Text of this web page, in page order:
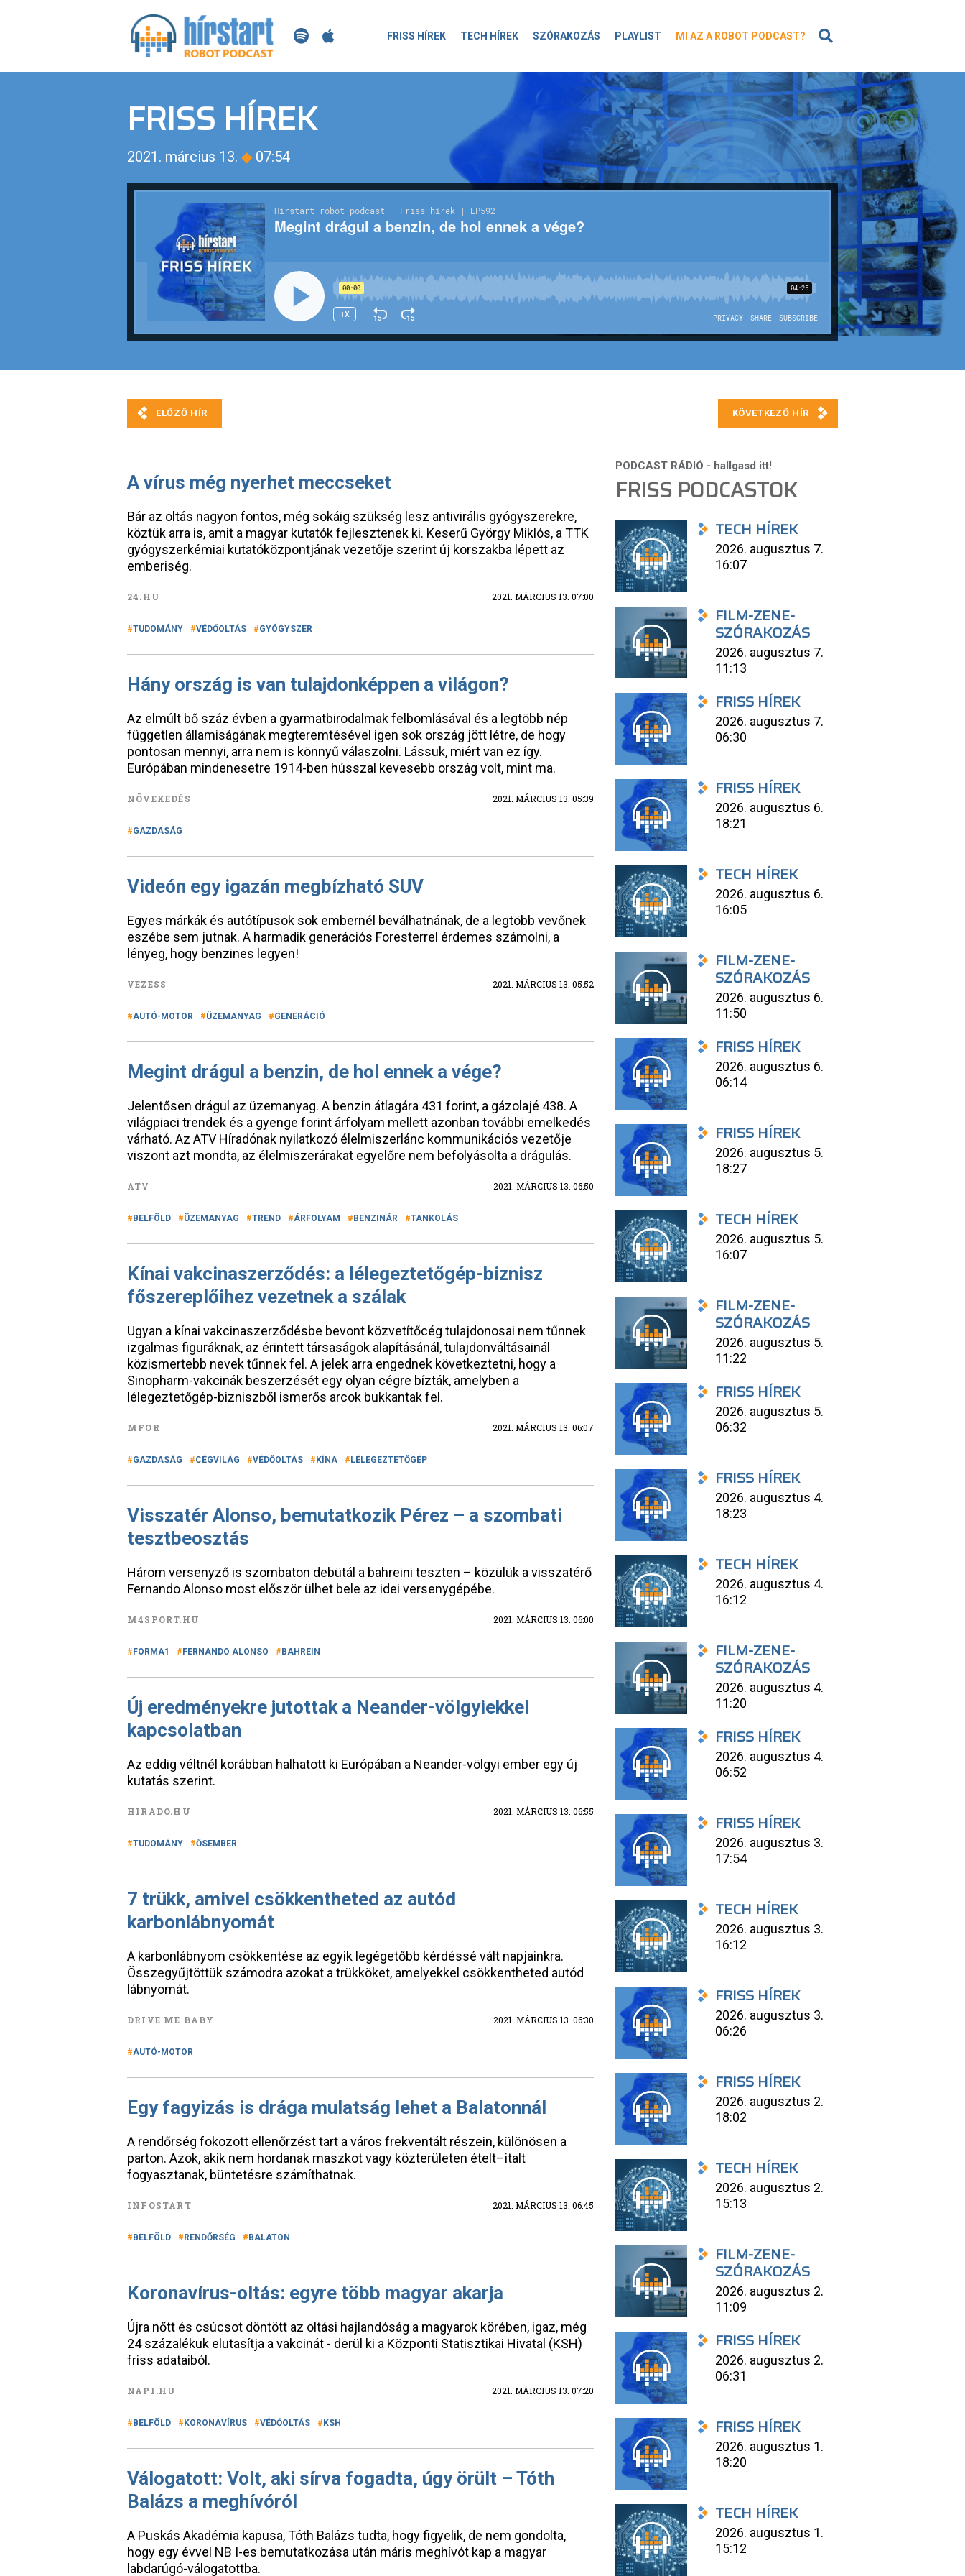
FRISS HÍREK TECH HÍREK SZÓRAKOZÁS PLAYLIST MI AZ A ROBOT PODCAST?
FRISS HÍREK
2021. március 13. ◆ 07:54
A vírus még nyerhet meccseket
Bár az oltás nagyon fontos, még sokáig szükség lesz antivirális gyógyszerekre,
köztük arra is, amit a magyar kutatók fejlesztenek ki. Keserű György Miklós, a TTK
gyógyszerkémiai kutatóközpontjának vezetője szerint új korszakba lépett az
emberiség.
24.HU 2021. MÁRCIUS 13. 07:00
TUDOMÁNY VÉDŐOLTÁS GYÓGYSZER
Hány ország is van tulajdonképpen a világon?
Az elmúlt bő száz évben a gyarmatbirodalmak felbomlásával és a legtöbb nép
független államiságának megteremtésével igen sok ország jött létre, de hogy
pontosan mennyi, arra nem is könnyű válaszolni. Lássuk, miért van ez így.
Európában mindenesetre 1914-ben hússzal kevesebb ország volt, mint ma.
NÖVEKEDÉS 2021. MÁRCIUS 13. 05:39
GAZDASÁG
Videón egy igazán megbízható SUV
Egyes márkák és autótípusok sok embernél beválhatnának, de a legtöbb vevőnek
eszébe sem jutnak. A harmadik generációs Foresterrel érdemes számolni, a
lényeg, hogy benzines legyen!
VEZESS 2021. MÁRCIUS 13. 05:52
AUTÓ-MOTOR ÜZEMANYAG GENERÁCIÓ
Megint drágul a benzin, de hol ennek a vége?
Jelentősen drágul az üzemanyag. A benzin átlagára 431 forint, a gázolajé 438. A
világpiaci trendek és a gyenge forint árfolyam mellett azonban további emelkedés
várható. Az ATV Híradónak nyilatkozó élelmiszerlánc kommunikációs vezetője
viszont azt mondta, az élelmiszerárakat egyelőre nem befolyásolta a drágulás.
ATV 2021. MÁRCIUS 13. 06:50
BELFÖLD ÜZEMANYAG TREND ÁRFOLYAM BENZINÁR TANKOLÁS
Kínai vakcinaszerződés: a lélegeztetőgép-biznisz
főszereplőihez vezetnek a szálak
Ugyan a kínai vakcinaszerződésbe bevont közvetítőcég tulajdonosai nem tűnnek
izgalmas figuráknak, az érintett társaságok alapításánál, tulajdonváltásainál
közismertebb nevek tűnnek fel. A jelek arra engednek következtetni, hogy a
Sinopharm-vakcinák beszerzését egy olyan cégre bízták, amelyben a
lélegeztetőgép-bizniszből ismerős arcok bukkantak fel.
MFOR 2021. MÁRCIUS 13. 06:07
GAZDASÁG CÉGVILÁG VÉDŐOLTÁS KÍNA LÉLEGEZTETŐGÉP
Visszatér Alonso, bemutatkozik Pérez – a szombati
tesztbeosztás
Három versenyző is szombaton debütál a bahreini teszten – közülük a visszatérő
Fernando Alonso most először ülhet bele az idei versenygépébe.
M4SPORT.HU 2021. MÁRCIUS 13. 06:00
FORMA1 FERNANDO ALONSO BAHREIN
Új eredményekre jutottak a Neander-völgyiekkel
kapcsolatban
Az eddig véltnél korábban halhatott ki Európában a Neander-völgyi ember egy új
kutatás szerint.
HIRADO.HU 2021. MÁRCIUS 13. 06:55
TUDOMÁNY ŐSEMBER
7 trükk, amivel csökkentheted az autód
karbonlábnyomát
A karbonlábnyom csökkentése az egyik legégetőbb kérdéssé vált napjainkra.
Összegyűjtöttük számodra azokat a trükköket, amelyekkel csökkentheted autód
lábnyomát.
DRIVE ME BABY 2021. MÁRCIUS 13. 06:30
AUTÓ-MOTOR
Egy fagyizás is drága mulatság lehet a Balatonnál
A rendőrség fokozott ellenőrzést tart a város frekventált részein, különösen a
parton. Azok, akik nem hordanak maszkot vagy közterületen ételt–italt
fogyasztanak, büntetésre számíthatnak.
INFOSTART 2021. MÁRCIUS 13. 06:45
BELFÖLD RENDŐRSÉG BALATON
Koronavírus-oltás: egyre több magyar akarja
Újra nőtt és csúcsot döntött az oltási hajlandóság a magyarok körében, igaz, még
24 százalékuk elutasítja a vakcinát - derül ki a Központi Statisztikai Hivatal (KSH)
friss adataiból.
NAPI.HU 2021. MÁRCIUS 13. 07:20
BELFÖLD KORONAVÍRUS VÉDŐOLTÁS KSH
Válogatott: Volt, aki sírva fogadta, úgy örült – Tóth
Balázs a meghívóról
A Puskás Akadémia kapusa, Tóth Balázs tudta, hogy figyelik, de nem gondolta,
hogy egy évvel NB I-es bemutatkozása után máris meghívót kap a magyar
labdarúgó-válogatottba.
FRISS PODCASTOK
TECH HÍREK
2026. augusztus 7.
16:07
FILM-ZENE-
SZÓRAKOZÁS
2026. augusztus 7.
11:13
FRISS HÍREK
2026. augusztus 7.
06:30
FRISS HÍREK
2026. augusztus 6.
18:21
TECH HÍREK
2026. augusztus 6.
16:05
FILM-ZENE-
SZÓRAKOZÁS
2026. augusztus 6.
11:50
FRISS HÍREK
2026. augusztus 6.
06:14
FRISS HÍREK
2026. augusztus 5.
18:27
TECH HÍREK
2026. augusztus 5.
16:07
FILM-ZENE-
SZÓRAKOZÁS
2026. augusztus 5.
11:22
FRISS HÍREK
2026. augusztus 5.
06:32
FRISS HÍREK
2026. augusztus 4.
18:23
TECH HÍREK
2026. augusztus 4.
16:12
FILM-ZENE-
SZÓRAKOZÁS
2026. augusztus 4.
11:20
FRISS HÍREK
2026. augusztus 4.
06:52
FRISS HÍREK
2026. augusztus 3.
17:54
TECH HÍREK
2026. augusztus 3.
16:12
FRISS HÍREK
2026. augusztus 3.
06:26
FRISS HÍREK
2026. augusztus 2.
18:02
TECH HÍREK
2026. augusztus 2.
15:13
FILM-ZENE-
SZÓRAKOZÁS
2026. augusztus 2.
11:09
FRISS HÍREK
2026. augusztus 2.
06:31
FRISS HÍREK
2026. augusztus 1.
18:20
TECH HÍREK
2026. augusztus 1.
15:12